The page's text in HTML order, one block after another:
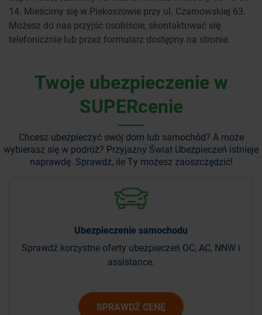
14. Mieścimy się w Piekoszowie przy ul. Czarnowskiej 63.
Możesz do nas przyjść osobiście, skontaktować się
telefonicznie lub przez formularz dostępny na stronie.
Twoje ubezpieczenie w
SUPERcenie
Chcesz ubezpieczyć swój dom lub samochód? A może
wybierasz się w podróż? Przyjazny Świat Ubezpieczeń istnieje
naprawdę. Sprawdź, ile Ty możesz zaoszczędzić!
Ubezpieczenie samochodu
Sprawdź korzystne oferty ubezpieczeń OC, AC, NNW i
assistance.
SPRAWDŹ CENĘ